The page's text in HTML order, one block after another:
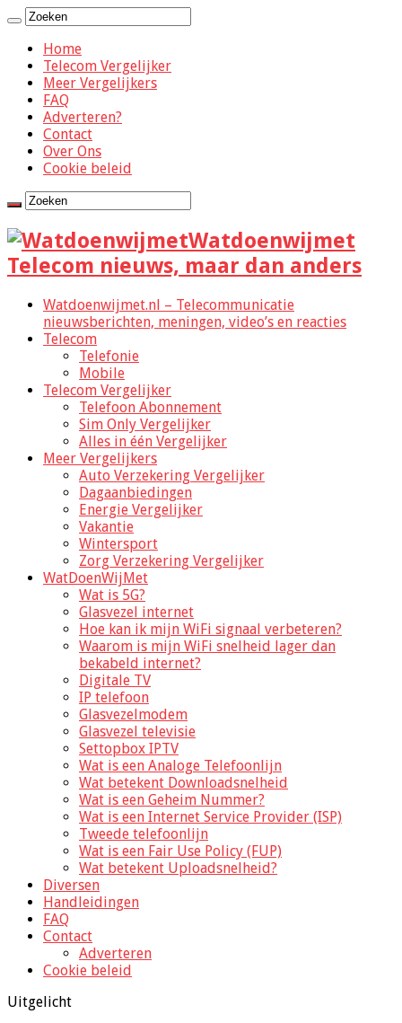
Home
Telecom Vergelijker
Meer Vergelijkers
FAQ
Adverteren?
Contact
Over Ons
Cookie beleid
Watdoenwijmet
Telecom nieuws, maar dan anders
Watdoenwijmet.nl – Telecommunicatie
nieuwsberichten, meningen, video’s en reacties
Telecom
Telefonie
Mobile
Telecom Vergelijker
Telefoon Abonnement
Sim Only Vergelijker
Alles in één Vergelijker
Meer Vergelijkers
Auto Verzekering Vergelijker
Dagaanbiedingen
Energie Vergelijker
Vakantie
Wintersport
Zorg Verzekering Vergelijker
WatDoenWijMet
Wat is 5G?
Glasvezel internet
Hoe kan ik mijn WiFi signaal verbeteren?
Waarom is mijn WiFi snelheid lager dan
bekabeld internet?
Digitale TV
IP telefoon
Glasvezelmodem
Glasvezel televisie
Settopbox IPTV
Wat is een Analoge Telefoonlijn
Wat betekent Downloadsnelheid
Wat is een Geheim Nummer?
Wat is een Internet Service Provider (ISP)
Tweede telefoonlijn
Wat is een Fair Use Policy (FUP)
Wat betekent Uploadsnelheid?
Diversen
Handleidingen
FAQ
Contact
Adverteren
Cookie beleid
Uitgelicht